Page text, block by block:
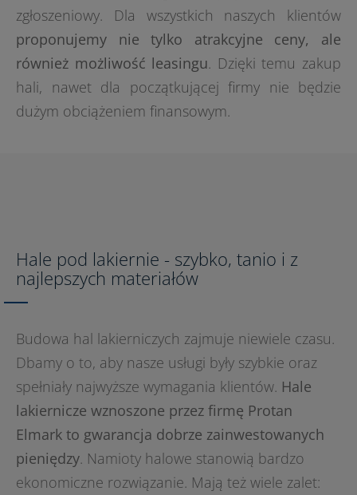
zgłoszeniowy. Dla wszystkich naszych klientów
proponujemy nie tylko atrakcyjne ceny, ale
również możliwość leasingu. Dzięki temu zakup
hali, nawet dla początkującej firmy nie będzie
dużym obciążeniem finansowym.
Hale pod lakiernie - szybko, tanio i z
najlepszych materiałów
Budowa hal lakierniczych zajmuje niewiele czasu.
Dbamy o to, aby nasze usługi były szybkie oraz
spełniały najwyższe wymagania klientów. Hale
lakiernicze wznoszone przez firmę Protan
Elmark to gwarancja dobrze zainwestowanych
pieniędzy. Namioty halowe stanowią bardzo
ekonomiczne rozwiązanie. Mają też wiele zalet: